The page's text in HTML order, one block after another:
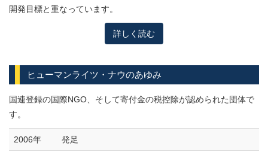
開発目標と重なっています。
詳しく読む
ヒューマンライツ・ナウのあゆみ
国連登録の国際NGO、そして寄付金の税控除が認められた団体で
す。
2006年 発足